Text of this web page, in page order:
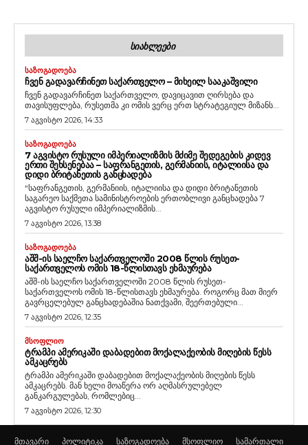
ᲡᲘᲐᲮᲚᲔᲔᲑᲘ
ᲡᲐᲖᲝᲒᲐᲓᲝᲔᲑᲐ
ᲩᲕᲔᲜ ᲒᲐᲓᲐᲕᲐᲠᲩᲘᲜᲔᲗ ᲡᲐᲥᲐᲠᲗᲕᲔᲚᲝ – ᲛᲘᲮᲔᲘᲚ ᲡᲐᲐᲙᲐᲨᲕᲘᲚᲘ
ჩვენ გადავარჩინეთ საქართველო, დავიცავით ღირსება და
თავისუფლება, რუსეთმა კი ომის ვერც ერთ სტრატეგიულ მიზანს...
7 აგვისტო 2026, 14:33
ᲡᲐᲖᲝᲒᲐᲓᲝᲔᲑᲐ
7 ᲐᲒᲕᲘᲡᲢᲝ ᲠᲣᲡᲣᲚᲘ ᲘᲛᲞᲔᲠᲘᲐᲚᲘᲖᲛᲘᲡ ᲛᲫᲘᲛᲔ ᲨᲔᲓᲔᲒᲔᲑᲘᲡ ᲙᲘᲓᲔᲕ
ᲔᲠᲗᲘ ᲨᲔᲮᲡᲔᲜᲔᲑᲐᲐ – ᲡᲐᲤᲠᲐᲜᲒᲔᲗᲘᲡ, ᲒᲔᲠᲛᲐᲜᲘᲘᲡ, ᲘᲢᲐᲚᲘᲘᲡᲐ ᲓᲐ
ᲓᲘᲓᲘ ᲑᲠᲘᲢᲐᲜᲔᲗᲘᲡ ᲒᲐᲜᲪᲮᲐᲓᲔᲑᲐ
“საფრანგეთის, გერმანიის, იტალიისა და დიდი ბრიტანეთის
საგარეო საქმეთა სამინისტროების ერთობლივი განცხადება 7
აგვისტო რუსული იმპერიალიზმის...
7 აგვისტო 2026, 13:38
ᲡᲐᲖᲝᲒᲐᲓᲝᲔᲑᲐ
ᲐᲨᲨ-ᲘᲡ ᲡᲐᲔᲚᲩᲝ ᲡᲐᲥᲐᲠᲗᲕᲔᲚᲝᲨᲘ 2008 ᲬᲚᲘᲡ ᲠᲣᲡᲔᲗ-
ᲡᲐᲥᲐᲠᲗᲕᲔᲚᲝᲡ ᲝᲛᲘᲡ 18-ᲬᲚᲘᲡᲗᲐᲕᲡ ᲔᲮᲛᲐᲣᲠᲔᲑᲐ
აშშ-ის საელჩო საქართველოში 2008 წლის რუსეთ-
საქართველოს ომის 18-წლისთავს ეხმაურება. როგორც მათ მიერ
გავრცელებულ განცხადებაშია ნათქვამი, შეერთებული...
7 აგვისტო 2026, 12:35
ᲛᲡᲝᲤᲚᲘᲝ
ᲢᲠᲐᲛᲞᲘ ᲐᲛᲔᲠᲘᲙᲐᲨᲘ ᲓᲐᲑᲐᲓᲔᲑᲘᲗ ᲛᲝᲥᲐᲚᲐᲥᲔᲝᲑᲘᲡ ᲛᲘᲦᲔᲑᲘᲡ ᲬᲔᲡᲡ
ᲐᲛᲙᲐᲪᲠᲔᲑᲡ
ტრამპი ამერიკაში დაბადებით მოქალაქეობის მიღების წესს
ამკაცრებს. მან ხელი მოაწერა ორ აღმასრულებელ
განკარგულებას, რომლებიც...
7 აგვისტო 2026, 12:30
მთავარი პოლიტიკა საზოგადოება მსოფლიო სამართალი